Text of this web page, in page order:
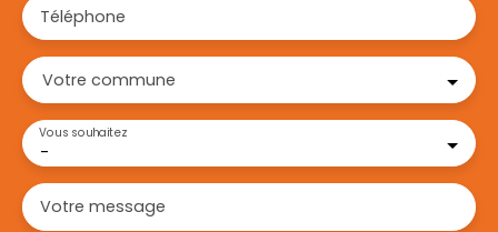
Téléphone
Votre commune
-
Vous souhaitez
Votre message